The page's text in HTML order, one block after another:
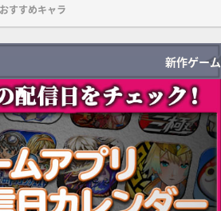
すすめキャラ
新作ゲーム